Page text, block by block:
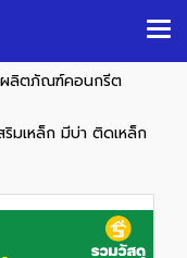
ลิตภัณฑ์คอนกรีต
ริมเหล็ก มีบ่า ติดเหล็ก